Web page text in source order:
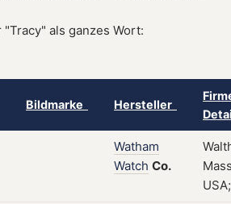
als ganzes Wort:
Bildmarke Hersteller
Watham
Watch Co.